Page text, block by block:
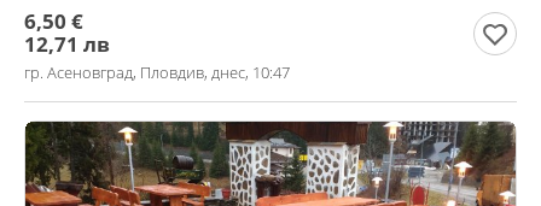
6,50 €
12,71 лв
гр. Асеновград, Пловдив, днес, 10:47